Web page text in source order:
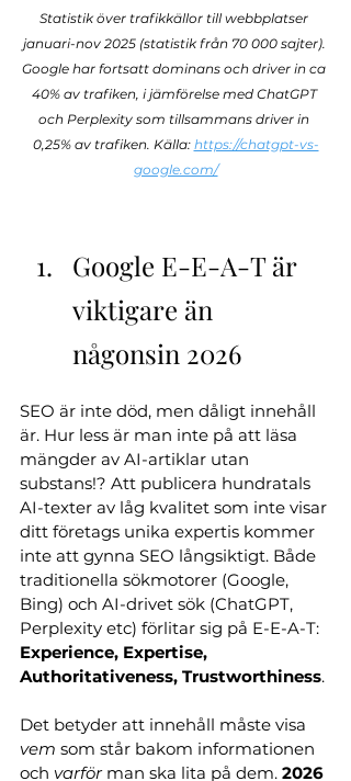
Statistik över trafikkällor till webbplatser
januari-nov 2025 (statistik från 70 000 sajter).
Google har fortsatt dominans och driver in ca
40% av trafiken, i jämförelse med ChatGPT
och Perplexity som tillsammans driver in
0,25% av trafiken. Källa: https://chatgpt-vs-
google.com/
Google E-E-A-T är
viktigare än
någonsin 2026
SEO är inte död, men dåligt innehåll
är. Hur less är man inte på att läsa
mängder av AI-artiklar utan
substans!? Att publicera hundratals
AI-texter av låg kvalitet som inte visar
ditt företags unika expertis kommer
inte att gynna SEO långsiktigt. Både
traditionella sökmotorer (Google,
Bing) och AI-drivet sök (ChatGPT,
Perplexity etc) förlitar sig på E-E-A-T:
Experience, Expertise,
Authoritativeness, Trustworthiness.
Det betyder att innehåll måste visa
vem som står bakom informationen
och varför man ska lita på dem. 2026